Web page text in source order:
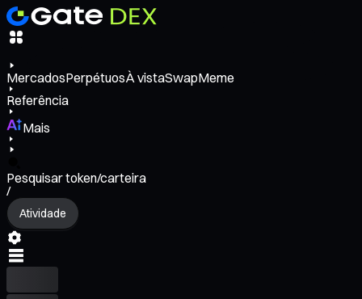
MercadosPerpétuosÀ vistaSwapMeme
Referência
Mais
Pesquisar token/carteira
/
Atividade